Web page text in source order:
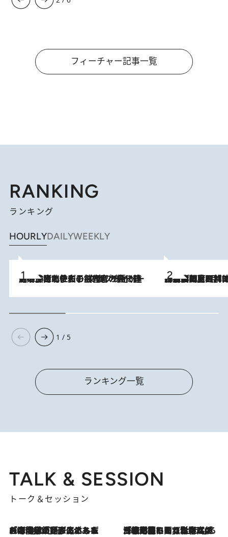
フィーチャー記事一覧
RANKING
ランキング
HOURLYDAILYWEEKLY
2026.8.3
《「文士の子ども被害者の会」発足！》阿川佐和子（72）が語る遠藤周作に北杜夫、劇作家・矢代静一の子どもたちの“文豪プライベート事件簿” 2026.8.8
「最後に見られてよかった」上野動物園の東園パンダ舎が解体前に特別公開。8月16日まで延長されたパネル展と共に辿る“半世紀”のパンダ飼育《解体工事の図面あり》
1 / 5
ランキング一覧
TALK & SESSION
トーク＆セッション
2026.8.3
「今後値上げがあるとすれば…」「リスクがあるのは今年の冬」エネルギー専門家が語る、ホルムズ海峡封鎖が家庭にもたらす“ある心配” 2026.8.3
「住宅建てられない…」「サーチャージ料の高値が続いている」ホルムズ海峡封鎖による影響はいつまで続く？《エネルギー専門家に聞く“どうなる日本の暮らし”》